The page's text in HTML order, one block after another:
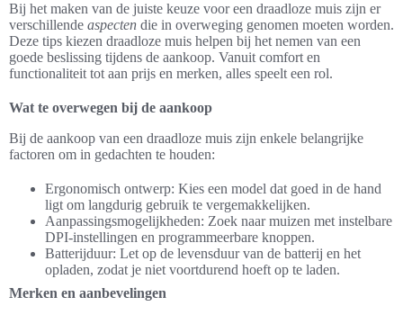
Bij het maken van de juiste keuze voor een draadloze muis zijn er
verschillende aspecten die in overweging genomen moeten worden.
Deze tips kiezen draadloze muis helpen bij het nemen van een
goede beslissing tijdens de aankoop. Vanuit comfort en
functionaliteit tot aan prijs en merken, alles speelt een rol.
Wat te overwegen bij de aankoop
Bij de aankoop van een draadloze muis zijn enkele belangrijke
factoren om in gedachten te houden:
Ergonomisch ontwerp: Kies een model dat goed in de hand
ligt om langdurig gebruik te vergemakkelijken.
Aanpassingsmogelijkheden: Zoek naar muizen met instelbare
DPI-instellingen en programmeerbare knoppen.
Batterijduur: Let op de levensduur van de batterij en het
opladen, zodat je niet voortdurend hoeft op te laden.
Merken en aanbevelingen